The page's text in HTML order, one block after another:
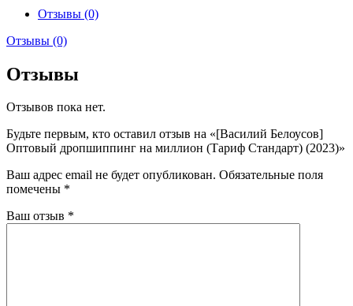
Отзывы (0)
Отзывы (0)
Отзывы
Отзывов пока нет.
Будьте первым, кто оставил отзыв на «[Василий Белоусов]
Оптовый дропшиппинг на миллион (Тариф Стандарт) (2023)»
Ваш адрес email не будет опубликован. Обязательные поля
помечены *
Ваш отзыв *